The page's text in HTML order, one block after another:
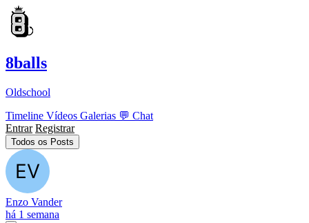
8balls
Oldschool
Timeline Vídeos Galerias 💬 Chat
Entrar Registrar
Todos os Posts
Enzo Vander
há 1 semana